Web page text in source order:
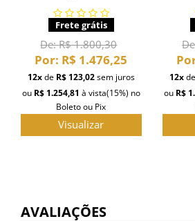
Frete grátis
De:R$ 1.800,30
Por: R$ 1.476,25
12xde R$ 123,02sem juros
ou R$ 1.254,81 à vista(15%) no
Boleto ou Pix
Visualizar
12xde
ou R$
AVALIAÇÕES